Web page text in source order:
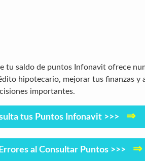
tu saldo de puntos Infonavit ofrece
hipotecario, mejorar tus finanzas y
importantes.
tus Puntos Infonavit >>> ⇒
al Consultar Puntos >>> ⇒